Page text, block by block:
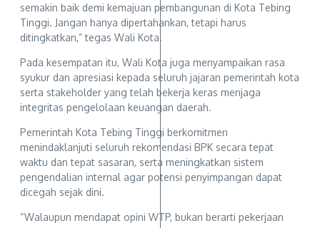
semakin baik demi kemajuan pembangunan di Kota Tebing
Tinggi. Jangan hanya dipertahankan, tetapi harus
ditingkatkan,” tegas Wali Kota.
Pada kesempatan itu, Wali Kota juga menyampaikan rasa
syukur dan apresiasi kepada seluruh jajaran pemerintah kota
serta stakeholder yang telah bekerja keras menjaga
integritas pengelolaan keuangan daerah.
Pemerintah Kota Tebing Tinggi berkomitmen
menindaklanjuti seluruh rekomendasi BPK secara tepat
waktu dan tepat sasaran, serta meningkatkan sistem
pengendalian internal agar potensi penyimpangan dapat
dicegah sejak dini.
“Walaupun mendapat opini WTP, bukan berarti pekerjaan